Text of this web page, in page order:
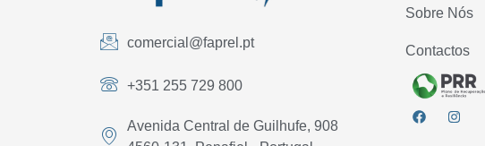
comercial@faprel.pt
+351 255 729 800
Avenida Central de Guilhufe, 908
Sobre Nós
Contactos